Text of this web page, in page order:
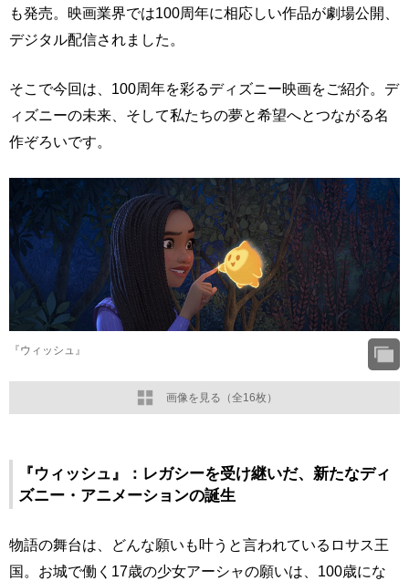
も発売。映画業界では100周年に相応しい作品が劇場公開、
デジタル配信されました。
そこで今回は、100周年を彩るディズニー映画をご紹介。デ
ィズニーの未来、そして私たちの夢と希望へとつながる名
作ぞろいです。
画像を見る（全16枚）
『ウィッシュ』
『ウィッシュ』：レガシーを受け継いだ、新たなディ
ズニー・アニメーションの誕生
物語の舞台は、どんな願いも叶うと言われているロサス王
国。お城で働く17歳の少女アーシャの願いは、100歳にな